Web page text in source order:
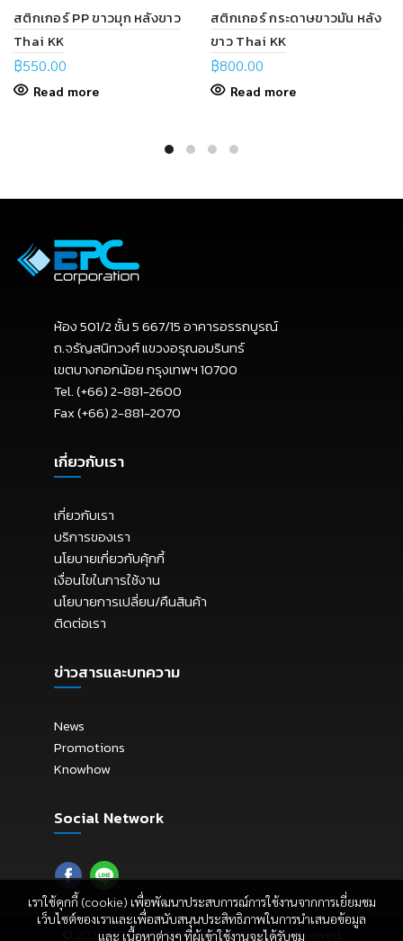
สติกเกอร์ PP ขาวมุก หลังขาว
Thai KK
฿550.00
Read more
สติกเกอร์ กระดาษขาวมัน หลัง
ขาว Thai KK
฿800.00
Read more
ห้อง 501/2 ชั้น 5 667/15 อาคารอรรถบูรณ์
ถ.จรัญสนิทวงศ์ แขวงอรุณอมรินทร์
เขตบางกอกน้อย กรุงเทพฯ 10700
Tel. (+66) 2-881-2600
Fax (+66) 2-881-2070
เกี่ยวกับเรา
เกี่ยวกับเรา
บริการของเรา
นโยบายเกี่ยวกับคุ้กกี้
เงื่อนไขในการใช้งาน
นโยบายการเปลี่ยน/คืนสินค้า
ติดต่อเรา
ข่าวสารและบทความ
News
Promotions
Knowhow
Social Network
© 2026E.P.C. CORPORATION. All rights reserved
เราใช้คุกกี้ (cookie) เพื่อพัฒนาประสบการณ์การใช้งานจากการเยี่ยมชม
เว็บไซต์ของเราและเพื่อสนับสนุนประสิทธิภาพในการนำเสนอข้อมูล
และ เนื้อหาต่างๆ ที่ผู้เข้าใช้งานจะได้รับชม